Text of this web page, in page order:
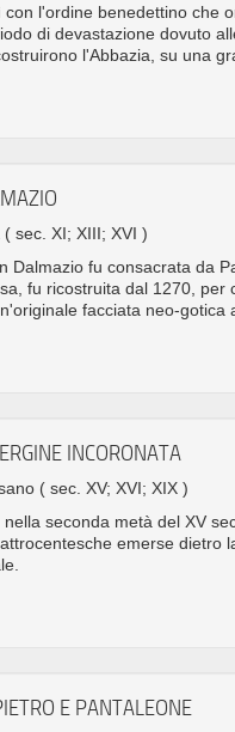
l'ordine benedettino che
di devastazione dovuto
l'Abbazia, su una
( sec. XI; XIII; XVI )
Dalmazio fu consacrata da
fu ricostruita dal 1270, per
facciata neo-gotica
INCORONATA
( sec. XV; XVI; XIX )
seconda metà del XV
emerse dietro
E PANTALEONE